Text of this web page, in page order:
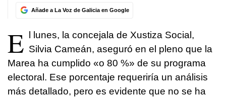
Añade a La Voz de Galicia en Google
E l lunes, la concejala de Xustiza Social,
Silvia Cameán, aseguró en el pleno que la
Marea ha cumplido «o 80 %» de su programa
electoral. Ese porcentaje requeriría un análisis
más detallado, pero es evidente que no se ha